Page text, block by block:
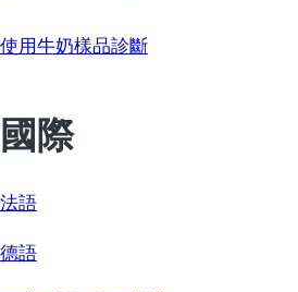
使用牛奶樣品診斷
國際
法語
德語